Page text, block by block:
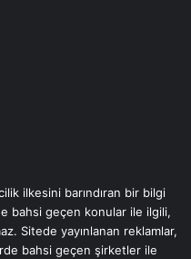
ilkesini barındıran bir bilgi
bahsi geçen konular ile ilgili,
Sitede yayınlanan reklamlar,
bahsi geçen şirketler ile